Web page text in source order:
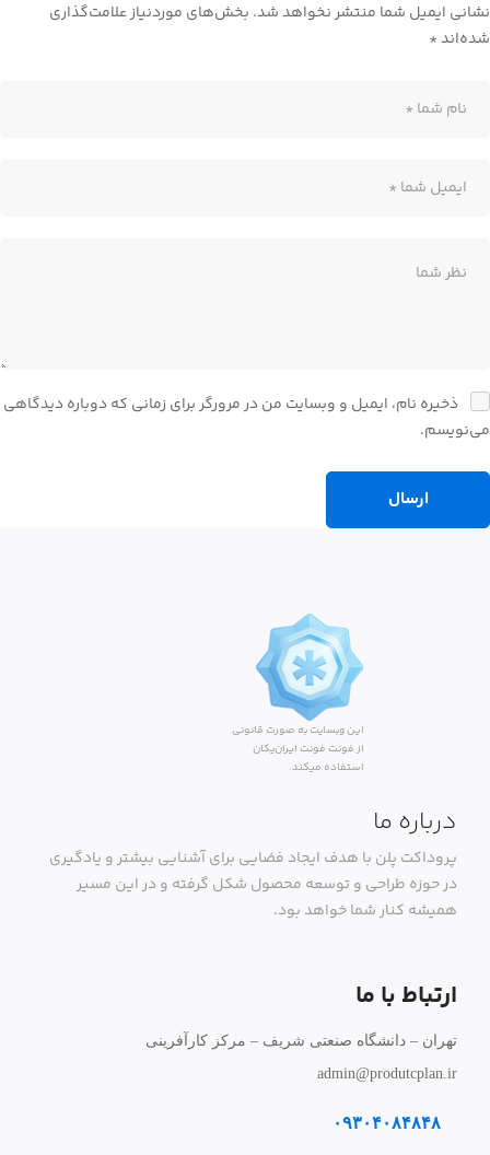
نشانی ایمیل شما منتشر نخواهد شد. بخش‌های موردنیاز علامت‌گذاری
شده‌اند*
ذخیره نام، ایمیل و وبسایت من در مرورگر برای زمانی که دوباره دیدگاهی
می‌نویسم.
درباره ما
پروداکت پلن با هدف ایجاد فضایی برای آشنایی بیشتر و یادگیری
در حوزه طراحی و توسعه محصول شکل گرفته و در این مسیر
همیشه کنار شما خواهد بود.
ارتباط با ما
تهران – دانشگاه صنعتی شریف – مرکز کارآفرینی
admin@produtcplan.ir
۰۹۳۰۴۰۸۴۸۴۸
این وبسایت به صورت قانونی
از فونت فونت ایران‌یکان
استفاده میکند.